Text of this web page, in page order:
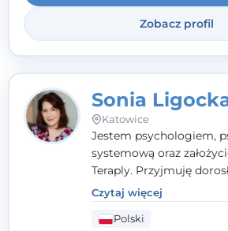
Systemowej.
Zobacz profil
Sonia
Katowice
Jestem psychologiem,
systemową oraz
Teraply. Przyjmuję
rodziny, dobierając
indywidualnych
w drzemiące w Tobie
Czytaj więcej
Polski